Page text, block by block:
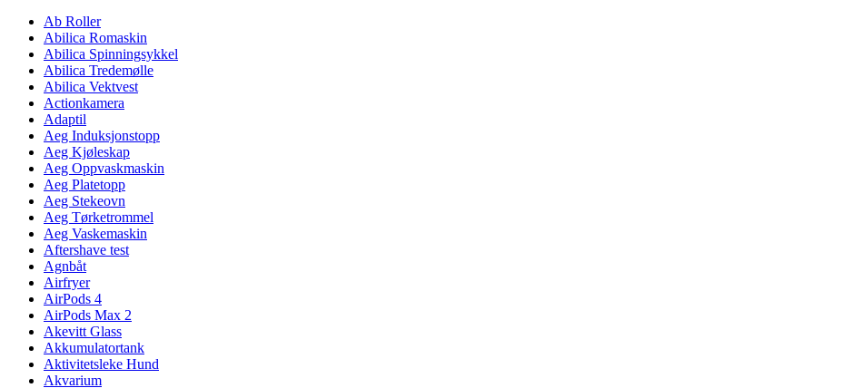
Ab Roller
Abilica Romaskin
Abilica Spinningsykkel
Abilica Tredemølle
Abilica Vektvest
Actionkamera
Adaptil
Aeg Induksjonstopp
Aeg Kjøleskap
Aeg Oppvaskmaskin
Aeg Platetopp
Aeg Stekeovn
Aeg Tørketrommel
Aeg Vaskemaskin
Aftershave test
Agnbåt
Airfryer
AirPods 4
AirPods Max 2
Akevitt Glass
Akkumulatortank
Aktivitetsleke Hund
Akvarium